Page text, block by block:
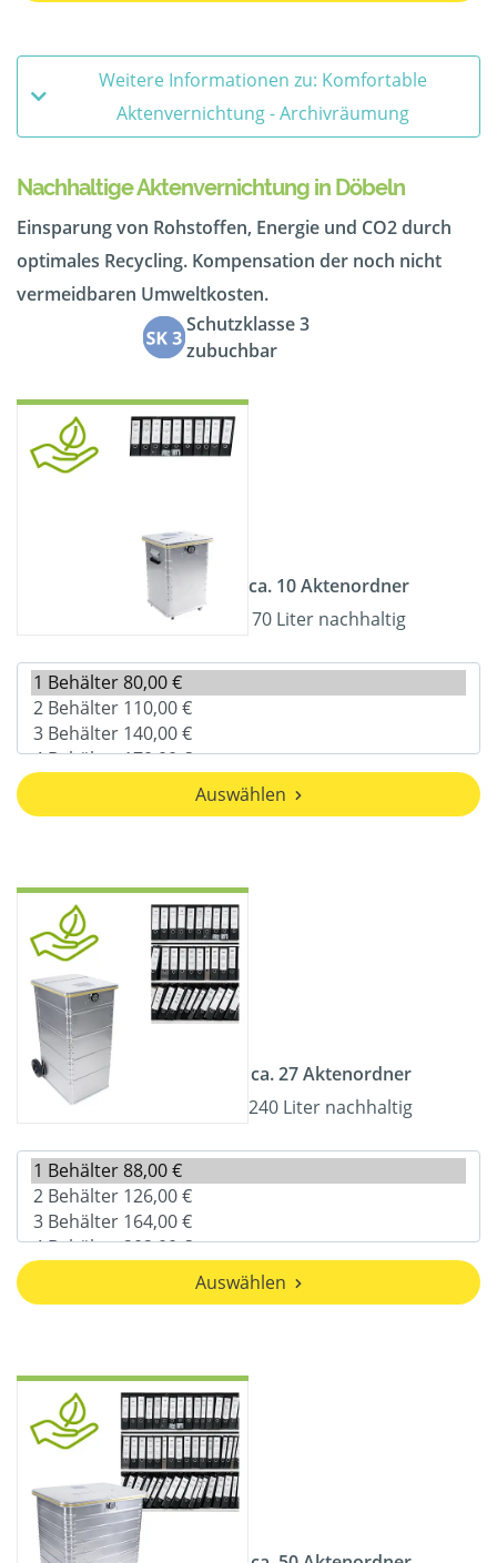
Weitere Informationen zu: Komfortable
Aktenvernichtung - Archivräumung
Nachhaltige Aktenvernichtung in Döbeln
Einsparung von Rohstoffen, Energie und CO2 durch
optimales Recycling. Kompensation der noch nicht
vermeidbaren Umweltkosten.
Schutzklasse 3
zubuchbar
ca. 10 Aktenordner
70 Liter nachhaltig
Auswählen
ca. 27 Aktenordner
240 Liter nachhaltig
Auswählen